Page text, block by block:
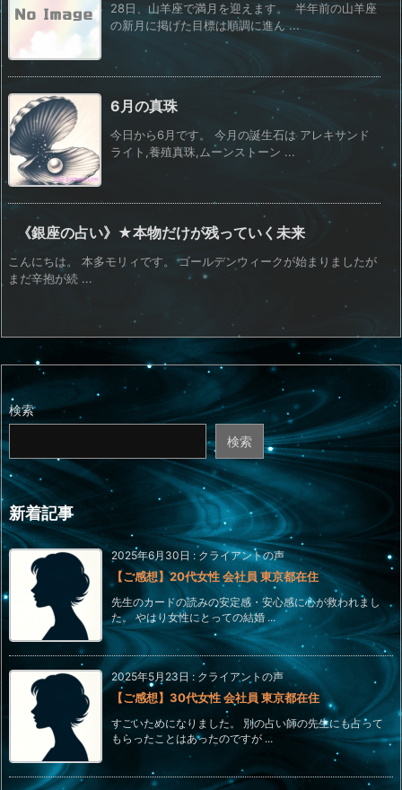
28日、山羊座で満月を迎えます。 半年前の山羊座
の新月に掲げた目標は順調に進ん ...
6月の真珠
今日から6月です。 今月の誕生石は アレキサンド
ライト,養殖真珠,ムーンストーン ...
《銀座の占い》★本物だけが残っていく未来
こんにちは。 本多モリィです。 ゴールデンウィークが始まりましたが
まだ辛抱が続 ...
検索
検索
新着記事
2025年6月30日 : クライアントの声
【ご感想】20代女性 会社員 東京都在住
先生のカードの読みの安定感・安心感に心が救われまし
た。 やはり女性にとっての結婚 ...
2025年5月23日 : クライアントの声
【ご感想】30代女性 会社員 東京都在住
すごいためになりました。 別の占い師の先生にも占って
もらったことはあったのですが ...